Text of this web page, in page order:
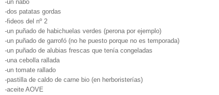
-un nabo
-dos patatas gordas
-fideos del nº 2
-un puñado de habichuelas verdes (perona por ejemplo)
-un puñado de garrofó (no he puesto porque no es temporada)
-un puñado de alubias frescas que tenía congeladas
-una cebolla rallada
-un tomate rallado
-pastilla de caldo de carne bio (en herboristerías)
-aceite AOVE